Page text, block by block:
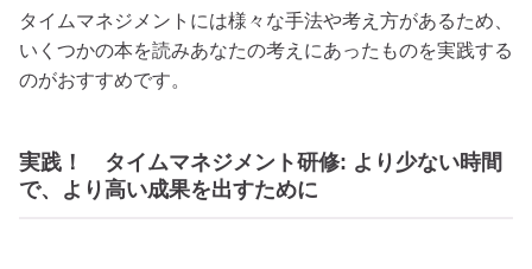
タイムマネジメントには様々な手法や考え方があるため、
いくつかの本を読みあなたの考えにあったものを実践する
のがおすすめです。
実践！ タイムマネジメント研修: より少ない時間
で、より高い成果を出すために